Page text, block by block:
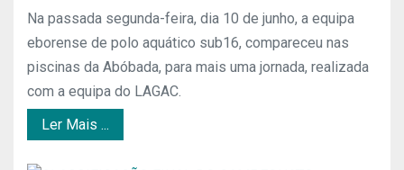
Na passada segunda-feira, dia 10 de junho, a equipa
eborense de polo aquático sub16, compareceu nas
piscinas da Abóbada, para mais uma jornada, realizada
com a equipa do LAGAC.
Ler Mais ...